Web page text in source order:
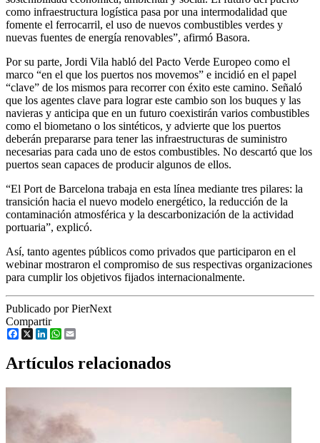
como infraestructura logística pasa por una intermodalidad que
fomente el ferrocarril, el uso de nuevos combustibles verdes y
nuevas fuentes de energía renovables”, afirmó Basora.
Por su parte, Jordi Vila habló del Pacto Verde Europeo como el
marco “en el que los puertos nos movemos” e incidió en el papel
“clave” de los mismos para recorrer con éxito este camino. Señaló
que los agentes clave para lograr este cambio son los buques y las
navieras y anticipa que en un futuro coexistirán varios combustibles
como el biometano o los sintéticos, y advierte que los puertos
deberán prepararse para tener las infraestructuras de suministro
necesarias para cada uno de estos combustibles. No descartó que los
puertos sean capaces de producir algunos de ellos.
“El Port de Barcelona trabaja en esta línea mediante tres pilares: la
transición hacia el nuevo modelo energético, la reducción de la
contaminación atmosférica y la descarbonización de la actividad
portuaria”, explicó.
Así, tanto agentes públicos como privados que participaron en el
webinar mostraron el compromiso de sus respectivas organizaciones
para cumplir los objetivos fijados internacionalmente.
Publicado por PierNext
Compartir
Facebook
X LinkedInWhatsApp
Artículos relacionados